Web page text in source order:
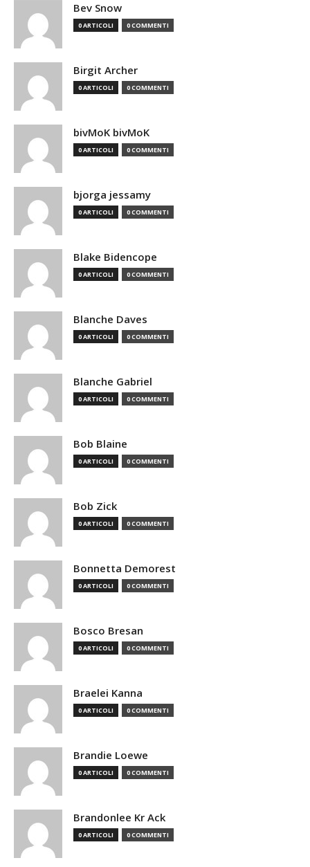
Bev Snow
0 ARTICOLI 0 COMMENTI
Birgit Archer
0 ARTICOLI 0 COMMENTI
bivMoK bivMoK
0 ARTICOLI 0 COMMENTI
bjorga jessamy
0 ARTICOLI 0 COMMENTI
Blake Bidencope
0 ARTICOLI 0 COMMENTI
Blanche Daves
0 ARTICOLI 0 COMMENTI
Blanche Gabriel
0 ARTICOLI 0 COMMENTI
Bob Blaine
0 ARTICOLI 0 COMMENTI
Bob Zick
0 ARTICOLI 0 COMMENTI
Bonnetta Demorest
0 ARTICOLI 0 COMMENTI
Bosco Bresan
0 ARTICOLI 0 COMMENTI
Braelei Kanna
0 ARTICOLI 0 COMMENTI
Brandie Loewe
0 ARTICOLI 0 COMMENTI
Brandonlee Kr Ack
0 ARTICOLI 0 COMMENTI